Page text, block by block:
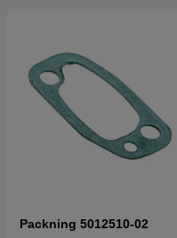
Packning 5012510-02